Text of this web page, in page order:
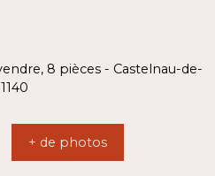
+ de photos